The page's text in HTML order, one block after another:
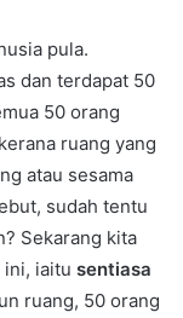
pula.
dan terdapat 50
50 orang
ruang yang
atau sesama
sudah tentu
Sekarang kita
iaitu sentiasa
ruang, 50 orang